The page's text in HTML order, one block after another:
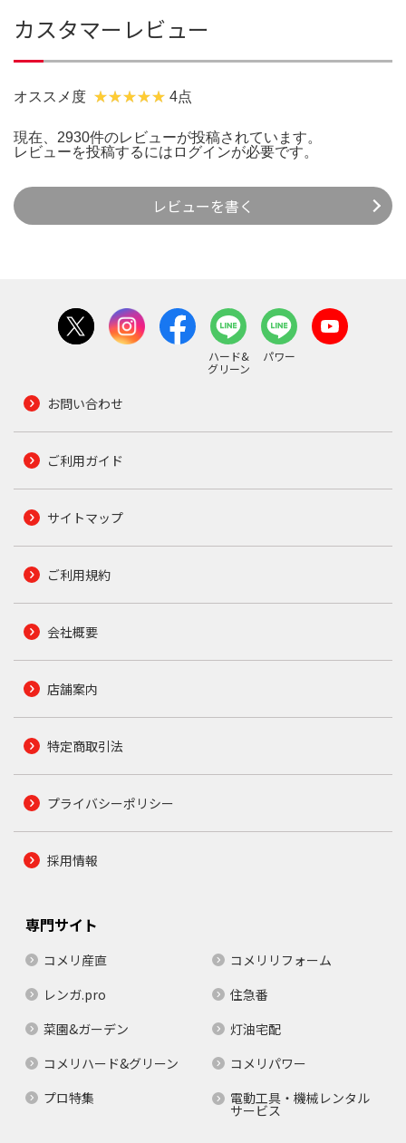
カスタマーレビュー
オススメ度 4点
現在、2930件のレビューが投稿されています。
レビューを投稿するには ログインが必要です。
レビューを書く
ハード&
グリーン
パワー
お問い合わせ
ご利用ガイド
サイトマップ
ご利用規約
会社概要
店舗案内
特定商取引法
プライバシーポリシー
採用情報
専門サイト
コメリ産直
コメリリフォーム
レンガ.pro
住急番
菜園&ガーデン
灯油宅配
コメリハード&グリーン
コメリパワー
プロ特集
電動工具・機械レンタル
サービス